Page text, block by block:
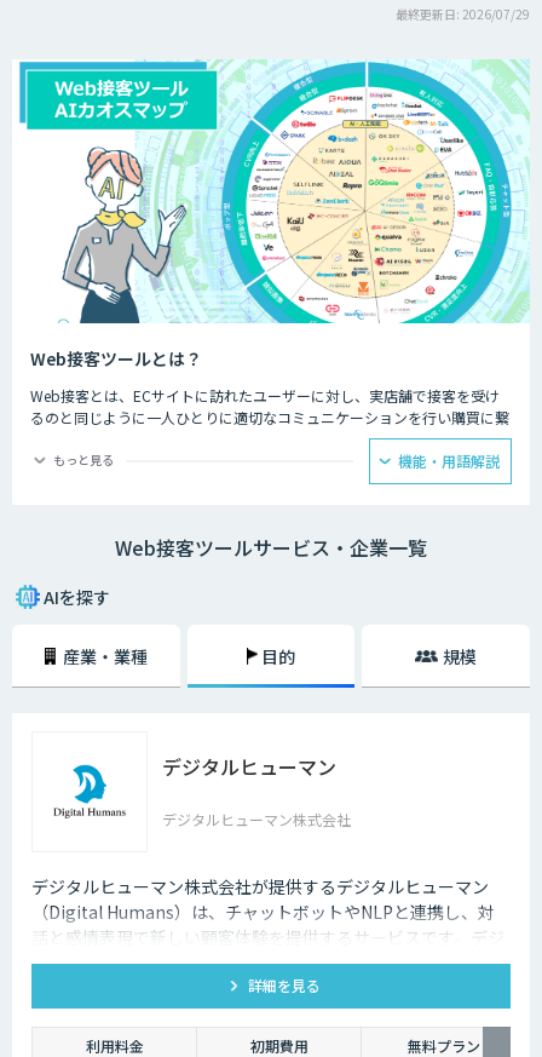
最終更新日: 2026/07/29
Web接客ツールとは？
Web接客とは、ECサイトに訪れたユーザーに対し、実店舗で接客を受け
るのと同じように一人ひとりに適切なコミュニケーションを行い購買に繋
例えば、表示する商品をユーザーによって出し分けたり、レコメンドした
た具体的な成果をあげていきます。このような成果をあげるサイト上の
す。
性・行動履歴などのデータをAIが解析する高性能なWeb接客ツールが数多
もっと見る 機能・用語解説
Web接客ツールサービス・企業一覧
AIを探す
産業・業種 目的 規模
デジタルヒューマン
デジタルヒューマン株式会社
デジタルヒューマン株式会社が提供するデジタルヒューマン
（Digital Humans）は、チャットボットやNLPと連携し、対
話と感情表現で新しい顧客体験を提供するサービスです。デジ
タル従業員として、直感的で、インパクトがあり、競争力があ
るサービス創造と顧客体験が提供できます。
詳細を見る
利用料金 初期費用
無料プラン